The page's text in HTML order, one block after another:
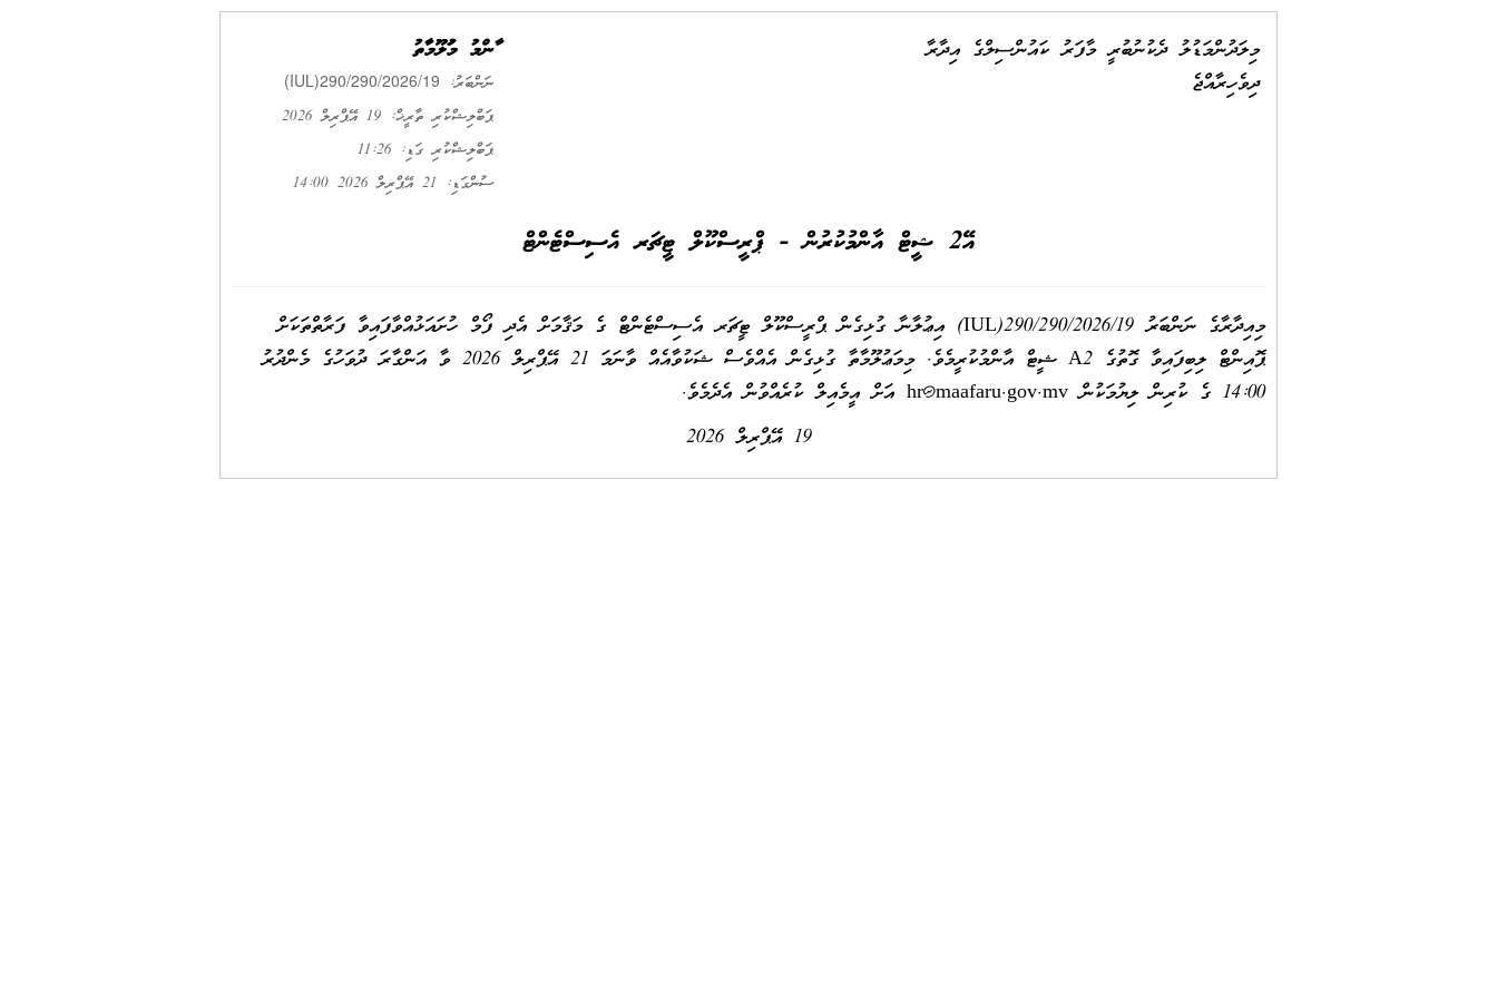
ޢާންމު މަޢުލޫމާތު
ނަންބަރު: (IUL)290/290/2026/19
ޕަބްލިޝްކުރި ތާރީޚް: 19 އޭޕްރިލް 2026
ޕަބްލިޝްކުރި ގަޑި: 11:26
ސުންގަޑި: 21 އޭޕްރިލް 2026 14:00
މިލަދުންމަޑުލު ދެކުނުބުރީ މާފަރު ކައުންސިލްގެ އިދާރާ
ދިވެހިރާއްޖެ
އޭ2 ޝީޓް އާންމުކުރުން - ޕްރީސްކޫލް ޓީޗަރ އެސިސްޓެންޓް
މިއިދާރާގެ ނަންބަރު 290/290/2026/19
(IUL)
އިޢުލާނާ ގުޅިގެން ޕްރީސްކޫލް ޓީޗަރ އެސިސްޓެންޓް ގެ މަޤާމަށް އެދި ފޯމް ހުށައަޅުއްވާފައިވާ ފަރާތްތަކަށް
ޕޮއިންޓް ލިބިފައިވާ ގޮތުގެ A2 ޝީޓް އާންމުކުރީމެވެ. މިމަޢުލޫމާތާ ގުޅިގެން އެއްވެސް ޝަކުވާއެއް ވާނަމަ 21 އޭޕްރިލް 2026 ވާ އަންގާރަ ދުވަހުގެ މެންދުރު
14:00 ގެ ކުރިން ލިޔުމަކުން
hr@maafaru.gov.mv އަށް އީމެއިލް ކުރެއްވުން އެދެމެވެ.
19 އޭޕްރިލް 2026